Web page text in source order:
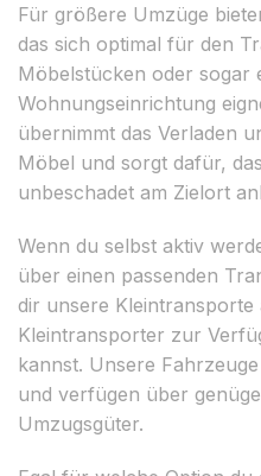
Für größere Umzüge
das sich optimal für den
Möbelstücken oder sogar
Wohnungseinrichtung
übernimmt das Verladen
Möbel und sorgt dafür,
unbeschadet am Zielort
Wenn du selbst aktiv
über einen passenden
dir unsere Kleintransporte
Kleintransporter zur
kannst. Unsere
und verfügen über
Umzugsgüter.